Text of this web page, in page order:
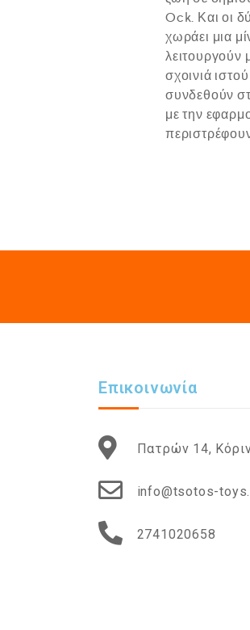
Ock. Και οι
χωράει μια
σχοινιά
συνδεθούν
με την
Επικοινωνία
Πατρών 14,
info@tsotos-
2741020658